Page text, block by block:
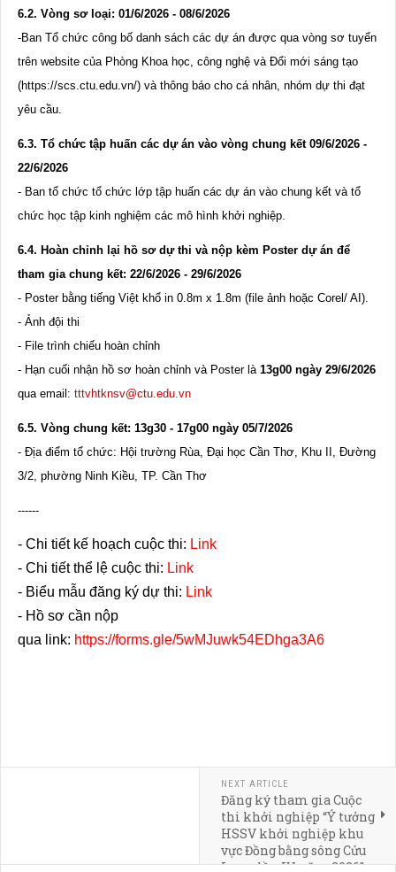
6.2. Vòng sơ loại: 01/6/2026 - 08/6/2026
-Ban Tổ chức công bố danh sách các dự án được qua vòng sơ tuyển
trên website của Phòng Khoa học, công nghệ và Đổi mới sáng tạo
(https://scs.ctu.edu.vn/) và thông báo cho cá nhân, nhóm dự thi đạt
yêu cầu.
6.3. Tổ chức tập huấn các dự án vào vòng chung kết 09/6/2026 -
22/6/2026
- Ban tổ chức tổ chức lớp tập huấn các dự án vào chung kết và tổ
chức học tập kinh nghiệm các mô hình khởi nghiệp.
6.4. Hoàn chỉnh lại hồ sơ dự thi và nộp kèm Poster dự án để
tham gia chung kết: 22/6/2026 - 29/6/2026
- Poster bằng tiếng Việt khổ in 0.8m x 1.8m (file ảnh hoặc Corel/ AI).
- Ảnh đội thi
- File trình chiếu hoàn chỉnh
- Hạn cuối nhận hồ sơ hoàn chỉnh và Poster là 13g00 ngày 29/6/2026
qua email: tttvhtknsv@ctu.edu.vn
6.5. Vòng chung kết: 13g30 - 17g00 ngày 05/7/2026
- Địa điểm tổ chức: Hội trường Rùa, Đại học Cần Thơ, Khu II, Đường
3/2, phường Ninh Kiều, TP. Cần Thơ
------
- Chi tiết kế hoạch cuộc thi: Link
- Chi tiết thể lệ cuộc thi: Link
- Biểu mẫu đăng ký dự thi: Link
- Hồ sơ cần nộp
qua link: https://forms.gle/5wMJuwk54EDhga3A6
NEXT ARTICLE
Đăng ký tham gia Cuộc
thi khởi nghiệp “Ý tưởng
HSSV khởi nghiệp khu
vực Đồng bằng sông Cửu
Long, lần IV, năm 2026” –